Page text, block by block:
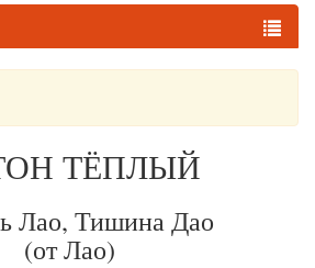
ТЁПЛЫЙ
Лао, Тишина Дао
(от Лао)